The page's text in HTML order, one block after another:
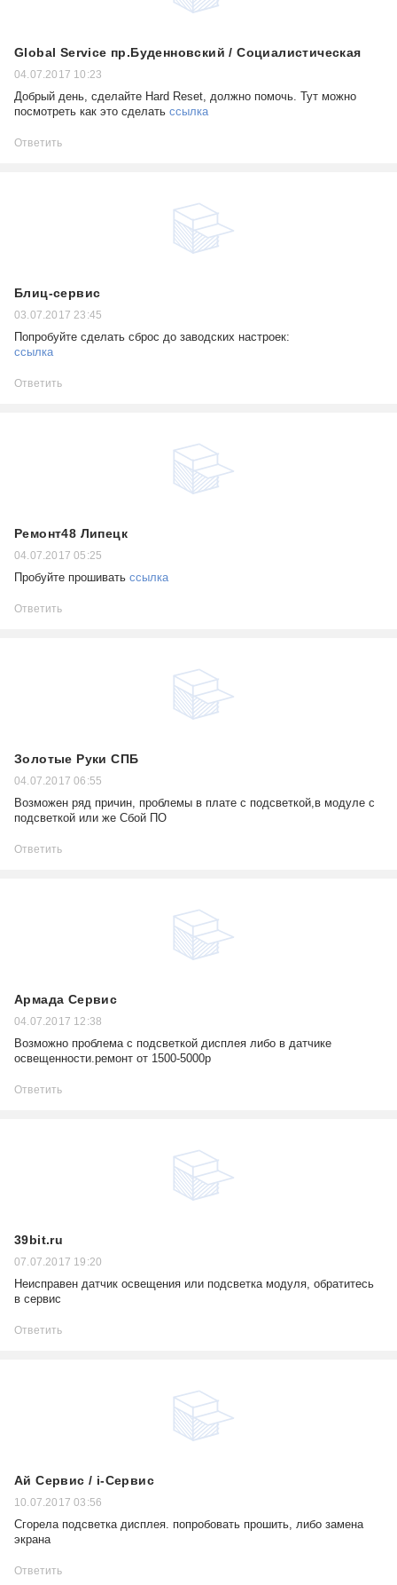
Global Service пр.Буденновский / Социалистическая
04.07.2017 10:23
Добрый день, сделайте Hard Reset, должно помочь. Тут можно
посмотреть как это сделать ссылка
Ответить
Блиц-сервис
03.07.2017 23:45
Попробуйте сделать сброс до заводских настроек:
ссылка
Ответить
Ремонт48 Липецк
04.07.2017 05:25
Пробуйте прошивать ссылка
Ответить
Золотые Руки СПБ
04.07.2017 06:55
Возможен ряд причин, проблемы в плате с подсветкой,в модуле с
подсветкой или же Сбой ПО
Ответить
Армада Сервис
04.07.2017 12:38
Возможно проблема с подсветкой дисплея либо в датчике
освещенности.ремонт от 1500-5000р
Ответить
39bit.ru
07.07.2017 19:20
Неисправен датчик освещения или подсветка модуля, обратитесь
в сервис
Ответить
Ай Сервис / i-Сервис
10.07.2017 03:56
Сгорела подсветка дисплея. попробовать прошить, либо замена
экрана
Ответить